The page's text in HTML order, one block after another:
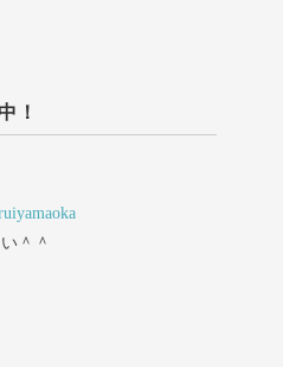
！
＾＾